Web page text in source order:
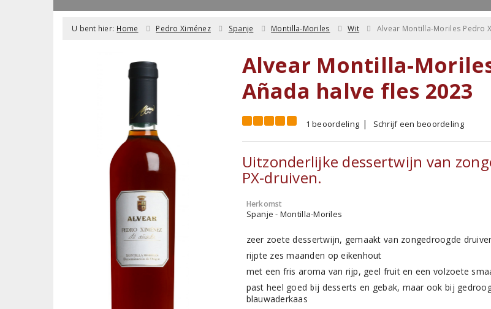
U bent hier: Home Pedro Ximénez Spanje Montilla-Moriles Wit Alvear Montilla-Moriles Pedro
Alvear Montilla-
Añada halve fles 2023
1 beoordeling Schrijf een beoordeling
Uitzonderlijke dessertwijn van
PX-druiven.
Herkomst
Spanje - Montilla-Moriles
zeer zoete dessertwijn, gemaakt van zongedroogde
rijpte zes maanden op eikenhout
met een fris aroma van rijp, geel fruit en een volzoete
past heel goed bij desserts en gebak, maar ook bij
blauwaderkaas